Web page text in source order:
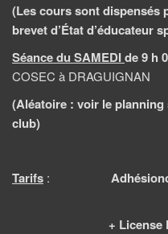
(Les cours sont dispensés
brevet d’État d’éducateur
Séance du SAMEDIde 9 h
COSEC à DRAGUIGNAN
(Aléatoire : voir le
club)
Tarifs :
65,00
+ License FFTA